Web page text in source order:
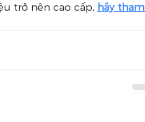
trở nên cao cấp, hãy tham